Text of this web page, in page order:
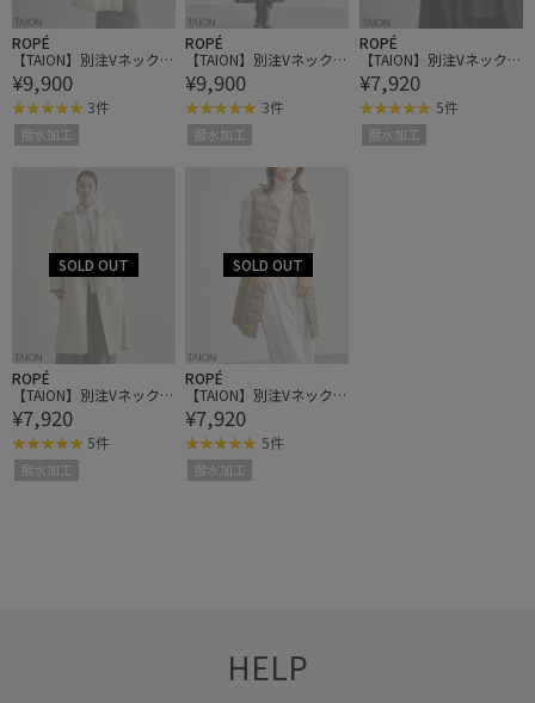
ROPÉ
【TAION】別注Vネックロ
ングダウンブルゾン
¥9,900
3件
撥水加工
ROPÉ
【TAION】別注Vネックロ
ングダウンブルゾン
¥9,900
3件
撥水加工
ROPÉ
【TAION】別注Vネックロ
ングダウンベスト
¥7,920
5件
撥水加工
ROPÉ
【TAION】別注Vネックロ
ングダウンベスト
¥7,920
5件
撥水加工
ROPÉ
【TAION】別注Vネックロ
ングダウンベスト
¥7,920
5件
撥水加工
HELP